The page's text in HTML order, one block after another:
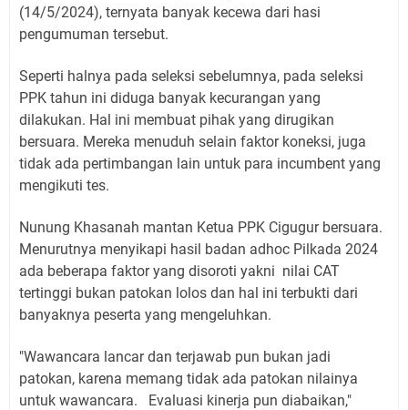
(14/5/2024), ternyata banyak kecewa dari hasi
pengumuman tersebut.
Seperti halnya pada seleksi sebelumnya, pada seleksi
PPK tahun ini diduga banyak kecurangan yang
dilakukan. Hal ini membuat pihak yang dirugikan
bersuara. Mereka menuduh selain faktor koneksi, juga
tidak ada pertimbangan lain untuk para incumbent yang
mengikuti tes.
Nunung Khasanah mantan Ketua PPK Cigugur bersuara.
Menurutnya menyikapi hasil badan adhoc Pilkada 2024
ada beberapa faktor yang disoroti yakni nilai CAT
tertinggi bukan patokan lolos dan hal ini terbukti dari
banyaknya peserta yang mengeluhkan.
"Wawancara lancar dan terjawab pun bukan jadi
patokan, karena memang tidak ada patokan nilainya
untuk wawancara. Evaluasi kinerja pun diabaikan,"